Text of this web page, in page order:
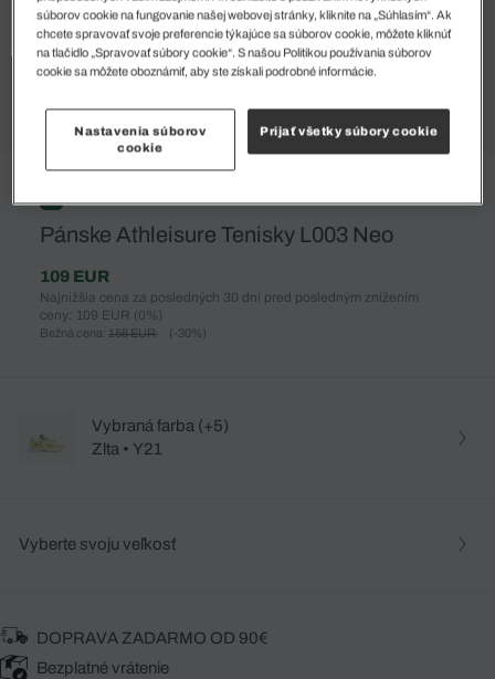
%
Pánske Athleisure Tenisky L003 Neo
109 EUR
Najnižšia cena za posledných 30 dní pred posledným znížením
ceny: 109 EUR (0%)
Bežná cena: 156 EUR (-30%)
Vybraná farba (+5)
Zlta • Y21
Vyberte svoju veľkosť
DOPRAVA ZADARMO OD 90€
Bezplatné vrátenie
súborov cookie na fungovanie našej webovej stránky, kliknite na „Súhlasím“. Ak
chcete spravovať svoje preferencie týkajúce sa súborov cookie, môžete kliknúť
na tlačidlo „Spravovať súbory cookie“. S našou Politikou používania súborov
cookie sa môžete oboznámiť, aby ste získali podrobné informácie.
Nastavenia súborov
cookie
Prijať všetky súbory cookie